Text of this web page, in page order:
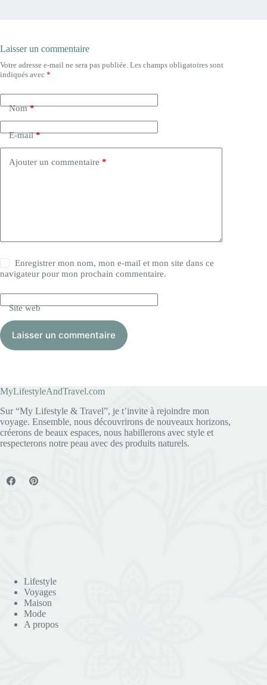
Laisser un commentaire
Votre adresse e-mail ne sera pas publiée. Les champs obligatoires sont
indiqués avec *
Nom*
E-mail*
Ajouter un commentaire *
Enregistrer mon nom, mon e-mail et mon site dans ce
navigateur pour mon prochain commentaire.
Site web
Laisser un commentaire
MyLifestyleAndTravel.com
Sur “My Lifestyle & Travel”, je t’invite à rejoindre mon
voyage. Ensemble, nous découvrirons de nouveaux horizons,
créerons de beaux espaces, nous habillerons avec style et
respecterons notre peau avec des produits naturels.
Lifestyle
Voyages
Maison
Mode
A propos